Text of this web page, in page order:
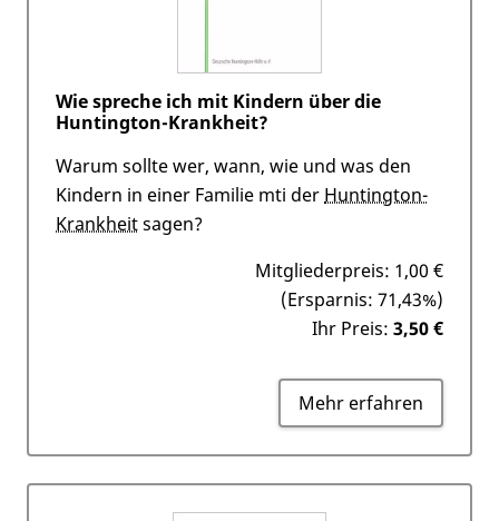
Wie spreche ich mit Kindern über die
Huntington-Krankheit?
Warum sollte wer, wann, wie und was den
Kindern in einer Familie mti der Huntington-
Krankheitsagen?
Mitgliederpreis: 1,00 €
(Ersparnis: 71,43%)
Ihr Preis: 3,50 €
Mehr erfahren